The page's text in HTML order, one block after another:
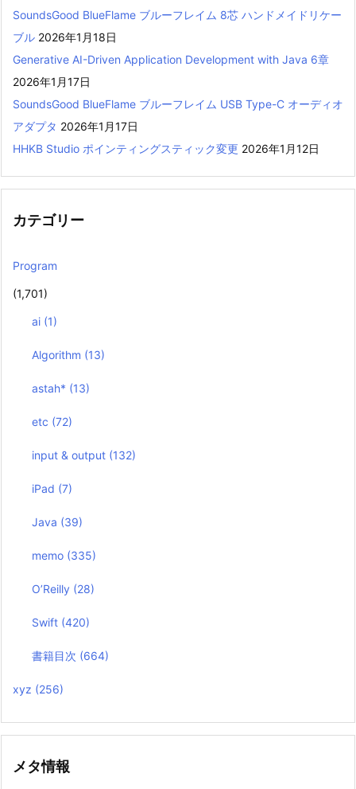
SoundsGood BlueFlame ブルーフレイム 8芯 ハンドメイドリケー
ブル 2026年1月18日
Generative AI-Driven Application Development with Java 6章
2026年1月17日
SoundsGood BlueFlame ブルーフレイム USB Type-C オーディオ
アダプタ 2026年1月17日
HHKB Studio ポインティングスティック変更 2026年1月12日
カテゴリー
Program
(1,701)
ai (1)
Algorithm (13)
astah* (13)
etc (72)
input & output (132)
iPad (7)
Java (39)
memo (335)
O’Reilly (28)
Swift (420)
書籍目次 (664)
xyz (256)
メタ情報